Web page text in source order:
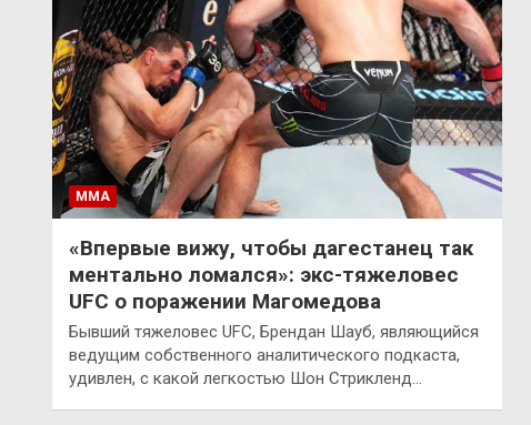
ММА
«Впервые вижу, чтобы дагестанец так
ментально ломался»: экс-тяжеловес
UFC о поражении Магомедова
Бывший тяжеловес UFC, Брендан Шауб, являющийся
ведущим собственного аналитического подкаста,
удивлен, с какой легкостью Шон Стрикленд…